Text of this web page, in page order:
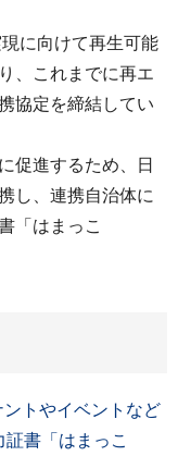
に向けて再生可能
、これまでに再エ
協定を締結してい
促進するため、日
し、連携自治体に
「はまっこ
トやイベントなど
書「はまっこ